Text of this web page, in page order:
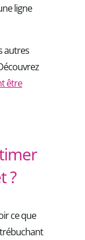
ligne
autres
être
?
ce que